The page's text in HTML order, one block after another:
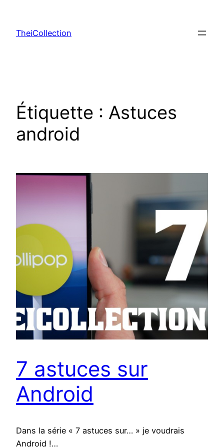
contenu
TheiCollection
Étiquette : Astuces
android
7 astuces sur
Android
Dans la série « 7 astuces sur… » je voudrais
Android !…